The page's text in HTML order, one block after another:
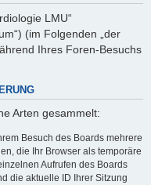
LMU“
(im Folgenden „der
Ihres Foren-Besuchs
Arten gesammelt:
Besuch des Boards mehrere
die Ihr Browser als temporäre
Aufrufen des Boards
die aktuelle ID Ihrer Sitzung